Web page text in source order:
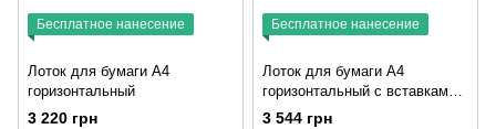
Бесплатное нанесение
Лоток для бумаги А4
горизонтальный
3 220 грн
Бесплатное нанесение
Лоток для бумаги А4
горизонтальный с вставками
из красного стекла
3 544 грн